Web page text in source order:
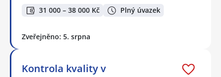
31 000 – 38 000 Kč Plný úvazek
Zveřejněno: 5. srpna
Kontrola kvality v